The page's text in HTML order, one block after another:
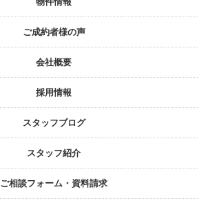
ご成約者様の声
会社概要
採⽤情報
スタッフブログ
スタッフ紹介
ご相談フォーム・資料請求